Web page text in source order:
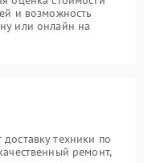
и возможность
или онлайн на
техники по
ремонт,